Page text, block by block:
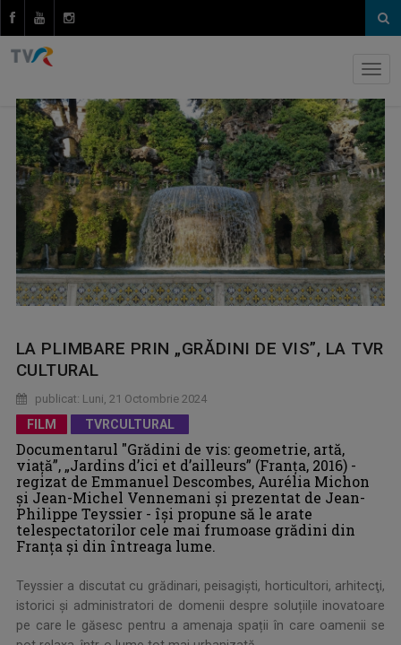
LA PLIMBARE PRIN „GRĂDINI DE VIS”, LA TVR
CULTURAL
publicat: Luni, 21 Octombrie 2024
FILM TVRCULTURAL
Documentarul "Grădini de vis: geometrie, artă,
viață”, „Jardins d’ici et d’ailleurs” (Franţa, 2016) -
regizat de Emmanuel Descombes, Aurélia Michon
și Jean-Michel Vennemani și prezentat de Jean-
Philippe Teyssier - îşi propune să le arate
telespectatorilor cele mai frumoase grădini din
Franța și din întreaga lume.
Teyssier a discutat cu grădinari, peisagişti, horticultori, arhitecţi,
istorici și administratori de domenii despre soluțiile inovatoare
pe care le găsesc pentru a amenaja spații în care oamenii se